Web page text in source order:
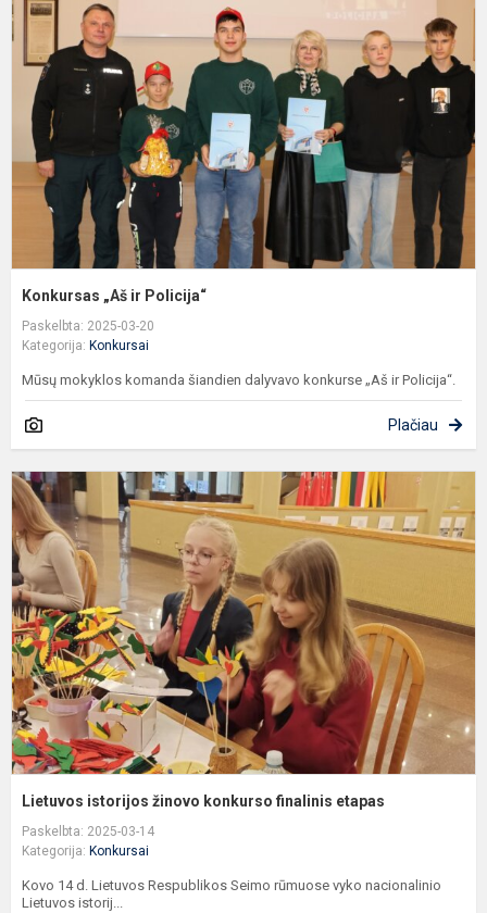
Konkursas „Aš ir Policija“
Paskelbta: 2025-03-20
Kategorija: Konkursai
Mūsų mokyklos komanda šiandien dalyvavo konkurse „Aš ir Policija“.
Plačiau
Lietuvos istorijos žinovo konkurso finalinis etapas
Paskelbta: 2025-03-14
Kategorija: Konkursai
Kovo 14 d. Lietuvos Respublikos Seimo rūmuose vyko nacionalinio
Lietuvos istorij...